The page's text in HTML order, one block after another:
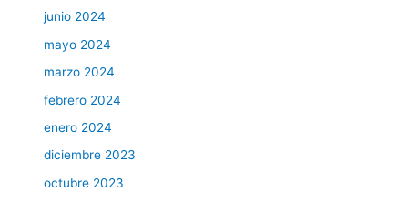
junio 2024
mayo 2024
marzo 2024
febrero 2024
enero 2024
diciembre 2023
octubre 2023